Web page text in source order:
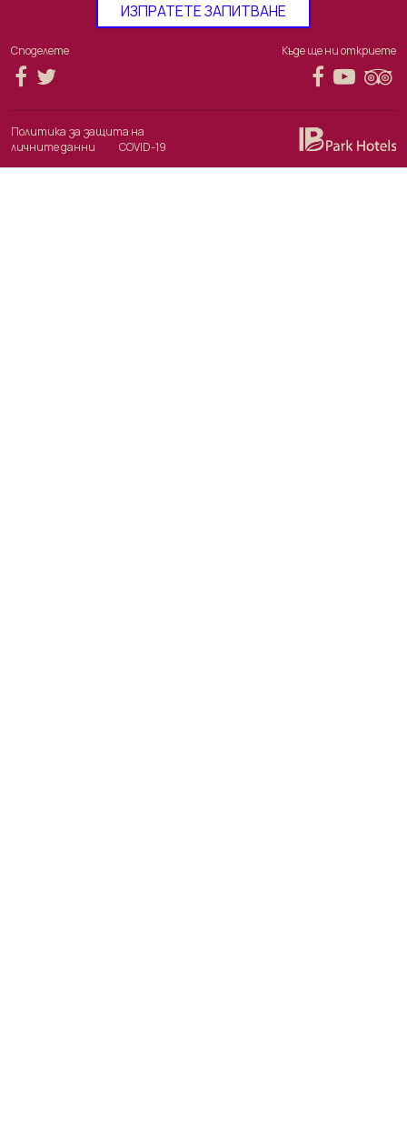
ИЗПРАТЕТЕ ЗАПИТВАНЕ
Споделете Къде ще ни откриете
Политика за защита на
личните данни
COVID-19